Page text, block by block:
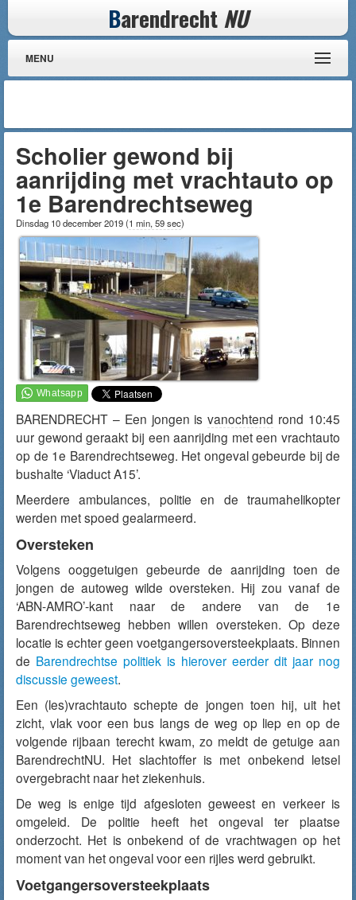
Barendrecht NU
MENU
Scholier gewond bij
aanrijding met vrachtauto op
1e Barendrechtseweg
Dinsdag 10 december 2019(1 min, 59 sec)
BARENDRECHT – Een jongen isvanochtend rond 10:45
uur gewond geraakt bij een aanrijding met een vrachtauto
op de 1e Barendrechtseweg. Het ongeval gebeurde bij de
bushalte ‘Viaduct A15’.
Meerdere ambulances, politie en de traumahelikopter
werden met spoed gealarmeerd.
Oversteken
Volgens ooggetuigen gebeurde de aanrijding toen de
jongen de autoweg wilde oversteken. Hij zou vanaf de
‘ABN-AMRO’-kant naar de andere van de 1e
Barendrechtseweg hebben willen oversteken. Op deze
locatie is echter geen voetgangersoversteekplaats. Binnen
de Barendrechtse politiek is hierover eerder dit jaar nog
discussie geweest.
Een (les)vrachtauto schepte de jongen toen hij, uit het
zicht, vlak voor een bus langs de weg op liep en op de
volgende rijbaan terecht kwam, zo meldt de getuige aan
BarendrechtNU. Het slachtoffer is met onbekend letsel
overgebracht naar het ziekenhuis.
De weg is enige tijd afgesloten geweest en verkeer is
omgeleid. De politie heeft het ongeval ter plaatse
onderzocht. Het is onbekend of de vrachtwagen op het
moment van het ongeval voor een rijles werd gebruikt.
Voetgangersoversteekplaats